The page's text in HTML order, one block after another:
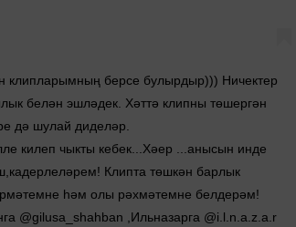
клипларымның берсе булырдыр))) Ничектер
белән эшләдек. Хәттә клипны төшергән
дә шулай диделәр.
килеп чыкты кебек...Хәер ...анысын инде
Клипта төшкән барлык
һәм олы рәхмәтемне белдерәм!
@gilusa_shahban ,Ильназарга @i.l.n.a.z.a.r